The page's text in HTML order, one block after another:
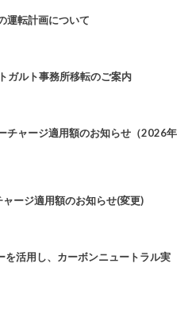
運転計画について
ガルト事務所移転のご案内
チャージ適用額のお知らせ（2026年
ージ適用額のお知らせ(変更)
活用し、カーボンニュートラル実